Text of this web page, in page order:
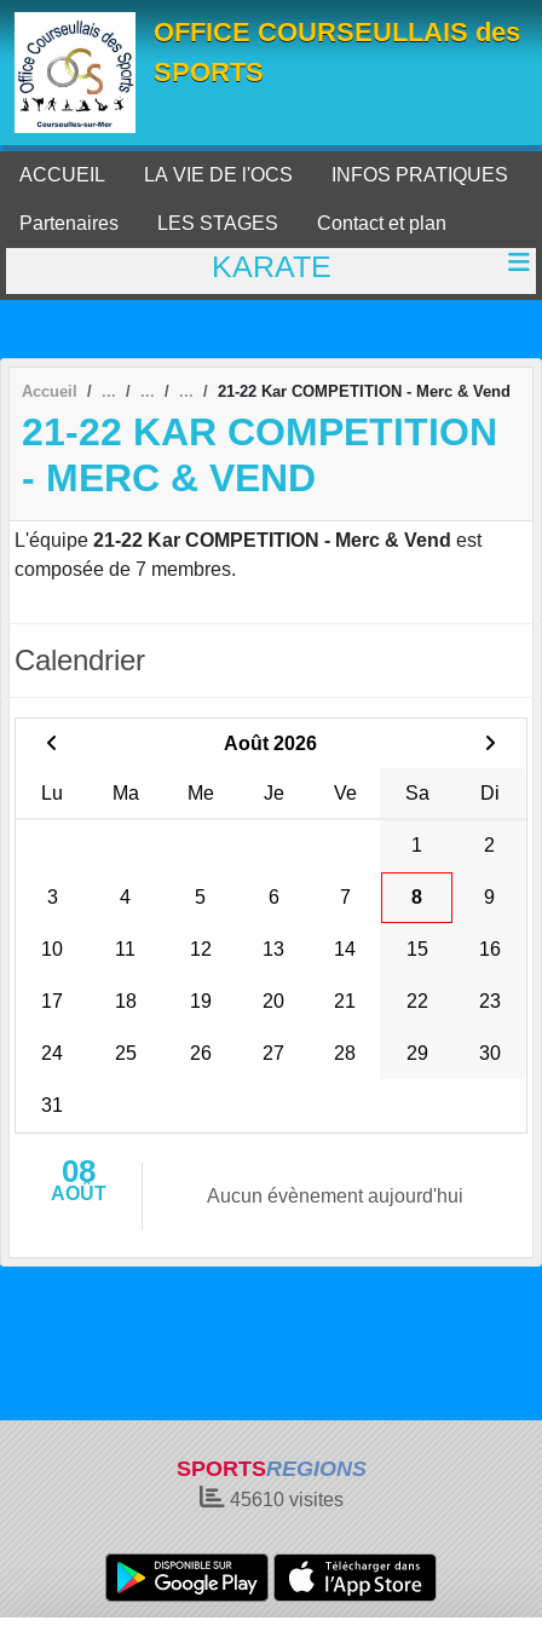
OFFICE COURSEULLAIS des
SPORTS
ACCUEIL LA VIE DE l'OCS INFOS PRATIQUES
Partenaires LES STAGES Contact et plan
KARATE
Accueil 21-22 Kar COMPETITION - Merc & Vend
21-22 KAR COMPETITION
- MERC & VEND
L'équipe 21-22 Kar COMPETITION - Merc & Vend est
composée de 7 membres.
Calendrier
Août 2026
Lu Ma Me Je Ve Sa Di
1 2
3 4 5 6 7 8 9
10 11 12 13 14 15 16
17 18 19 20 21 22 23
24 25 26 27 28 29 30
31
08
AOÛT Aucun évènement aujourd'hui
SPORTSREGIONS
45610visites
Panneau de gestion des cookies